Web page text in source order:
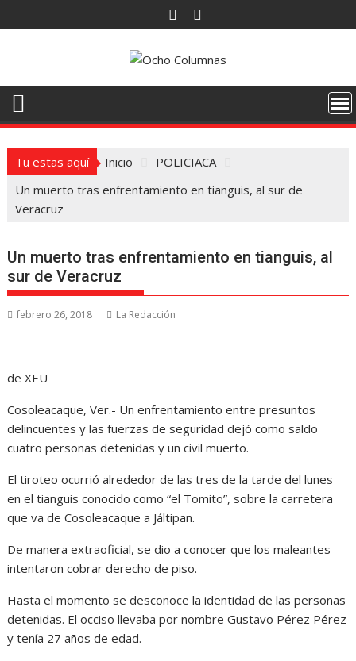
al
Tu estas aquí Inicio
POLICIACA
Un muerto tras enfrentamiento en tianguis, al sur de
Veracruz
Un muerto tras enfrentamiento en tianguis, al
sur de Veracruz
febrero 26, 2018 La Redacción
de XEU
Cosoleacaque, Ver.- Un enfrentamiento entre presuntos
delincuentes y las fuerzas de seguridad dejó como saldo
cuatro personas detenidas y un civil muerto.
El tiroteo ocurrió alrededor de las tres de la tarde del lunes
en el tianguis conocido como “el Tomito”, sobre la carretera
que va de Cosoleacaque a Jáltipan.
De manera extraoficial, se dio a conocer que los maleantes
intentaron cobrar derecho de piso.
Hasta el momento se desconoce la identidad de las personas
detenidas. El occiso llevaba por nombre Gustavo Pérez Pérez
y tenía 27 años de edad.